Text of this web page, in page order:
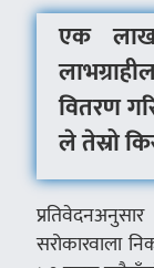
एक
वितरण
ले तेस्रो
सरोकारवाला